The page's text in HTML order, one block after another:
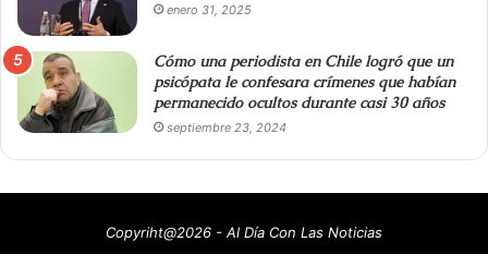
enero 31, 2025
Cómo una periodista en Chile logró que un
psicópata le confesara crímenes que habían
permanecido ocultos durante casi 30 años
septiembre 23, 2024
Copyriht@2026 - Al Día Con Las Noticias